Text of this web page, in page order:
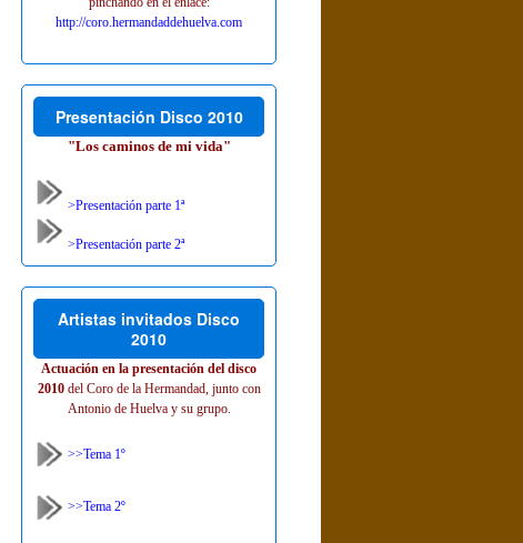
http://coro.hermandaddehuelva.com
Presentación Disco 2010
"Los caminos de mi vida"
>Presentación parte 1ª
>Presentación parte 2ª
Artistas invitados Disco
2010
Actuación en la presentación del disco
2010del Coro de la Hermandad, junto con
Antonio de Huelva y su grupo.
>>Tema 1º
>>Tema 2º